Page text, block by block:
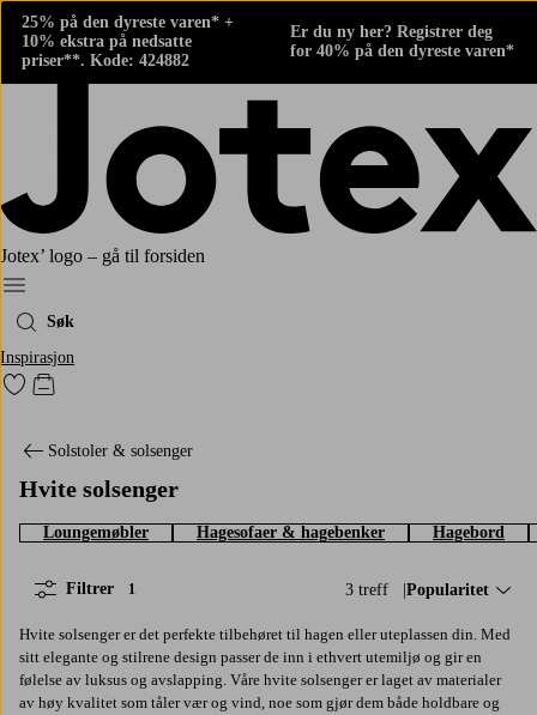
25% på den dyreste varen* +
10% ekstra på nedsatte
priser**. Kode: 424882
Er du ny her? Registrer deg
for 40% på den dyreste varen*
Jotex’ logo – gå til forsiden
Meny
Søk
Inspirasjon
Gå til favorittmerkede produkter
Gå til handlekurven
Solstoler & solsenger
Hvite solsenger
Loungemøbler Hagesofaer & hagebenker Hagebord
3 treff Sorter på:
Popularitet
Filtrer 1
Hvite solsenger er det perfekte tilbehøret til hagen eller uteplassen din. Med
sitt elegante og stilrene design passer de inn i ethvert utemiljø og gir en
følelse av luksus og avslapping. Våre hvite solsenger er laget av materialer
av høy kvalitet som tåler vær og vind, noe som gjør dem både holdbare og